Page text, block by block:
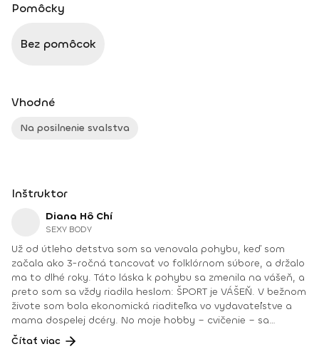
Pomôcky
Bez pomôcok
Vhodné
Na posilnenie svalstva
Inštruktor
Diana Hô Chí
SEXY BODY
Už od útleho detstva som sa venovala pohybu, keď som
začala ako 3-ročná tancovať vo folklórnom súbore, a držalo
ma to dlhé roky. Táto láska k pohybu sa zmenila na vášeň, a
preto som sa vždy riadila heslom: ŠPORT je VÁŠEŇ. V bežnom
živote som bola ekonomická riaditeľka vo vydavateľstve a
mama dospelej dcéry. No moje hobby – cvičenie – sa
dostávalo do popredia už dlhé roky. Takmer dennodenne
som viedla skupinové tréningy a pre svojich klientov som
Čítať viac